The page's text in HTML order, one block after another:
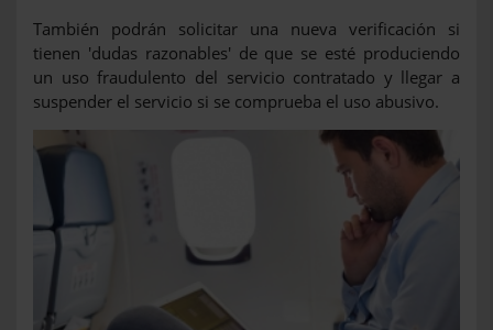
También podrán solicitar una nueva verificación si
tienen 'dudas razonables' de que se esté produciendo
un uso fraudulento del servicio contratado y llegar a
suspender el servicio si se comprueba el uso abusivo.